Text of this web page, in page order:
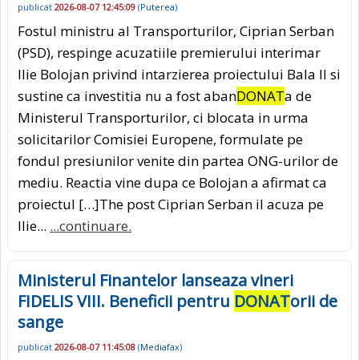
publicat 2026-08-07 12:45:09 (Puterea)
Fostul ministru al Transporturilor, Ciprian Serban
(PSD), respinge acuzatiile premierului interimar
Ilie Bolojan privind intarzierea proiectului Bala II si
sustine ca investitia nu a fost abanDONATa de
Ministerul Transporturilor, ci blocata in urma
solicitarilor Comisiei Europene, formulate pe
fondul presiunilor venite din partea ONG-urilor de
mediu. Reactia vine dupa ce Bolojan a afirmat ca
proiectul […]The post Ciprian Serban il acuza pe
Ilie... ...continuare.
Ministerul Finantelor lanseaza vineri
FIDELIS VIII. Beneficii pentru DONATorii de
sange
publicat 2026-08-07 11:45:08 (Mediafax)